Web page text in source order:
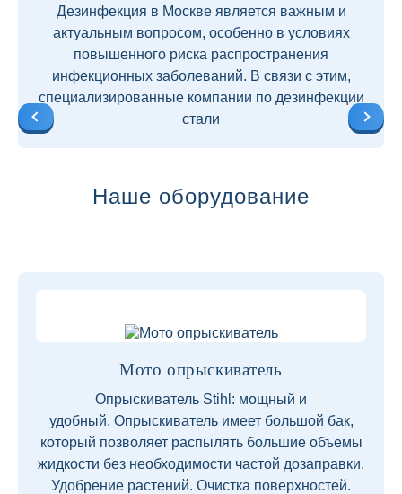
Дезинфекция в Москве является важным и
актуальным вопросом, особенно в условиях
повышенного риска распространения
инфекционных заболеваний. В связи с этим,
специализированные компании по дезинфекции
стали
Наше оборудование
Мото опрыскиватель
Опрыскиватель Stihl: мощный и
удобный. Опрыскиватель имеет большой бак,
который позволяет распылять большие объемы
жидкости без необходимости частой дозаправки.
Удобрение растений. Очистка поверхностей.